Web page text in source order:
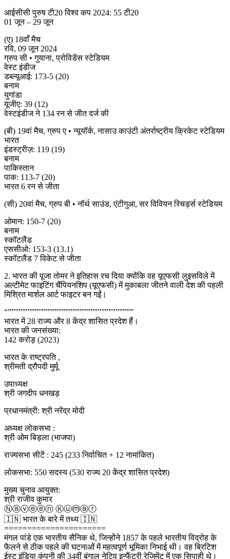
आईसीसी पुरुष टी20 विश्व कप 2024: 55 टी20
01 जून – 29 जून
(ए) 18वाँ मैच
रवि, ​​09 जून 2024
ग्रुप सी • गुयाना, प्रोविडेंस स्टेडियम
वेस्ट इंडीज
डब्ल्यूआई: 173-5 (20)
बनाम
युगांडा
यूजीए: 39 (12)
वेस्टइंडीज ने 134 रन से जीत दर्ज की
(बी) 19वां मैच, ग्रुप ए • न्यूयॉर्क, नासाउ काउंटी अंतर्राष्ट्रीय क्रिकेट स्टेडियम
भारत
इंडस्ट्रीज़: 119 (19)
बनाम
पाकिस्तान
पाक: 113-7 (20)
भारत 6 रन से जीता
(सी) 20वां मैच, ग्रुप बी • नॉर्थ साउंड, एंटीगुआ, सर विवियन रिचर्ड्स स्टेडियम
ओमान: 150-7 (20)
बनाम
स्कॉटलैंड
एससीओ: 153-3 (13.1)
स्कॉटलैंड 7 विकेट से जीता
2. भारत की पूजा तोमर ने इतिहास रच दिया क्योंकि वह यूएफसी लुइसविले में
अल्टीमेट फाइटिंग चैंपियनशिप (यूएफसी) में मुकाबला जीतने वाली देश की पहली
मिश्रित मार्शल आर्ट फाइटर बन गईं।
“”””””””””””””””””””””””””””””””””””
भारत में 28 राज्य और 8 केंद्र शासित प्रदेश हैं।
भारत की जनसंख्या:
142 करोड़ (2023)
भारत के राष्ट्रपति ,
श्रीमती द्रौपदी मुर्मू
उपाध्यक्ष
श्री जगदीप धनखड़
प्रधानमंत्री: श्री नरेंद्र मोदी
अध्यक्ष लोकसभा :
श्री ओम बिड़ला (भाजपा)
राज्यसभा सीटें : 245 (233 निर्वाचित + 12 नामांकित)
लोकसभा: 550 सदस्य (530 राज्य 20 केंद्र शासित प्रदेश)
मुख्य चुनाव आयुक्त:
श्री राजीव कुमार
Ⓝⓐⓥⓔⓔⓝ Ⓚⓤⓜⓐⓡ
🇮🇳 भारत के बारे में तथ्य 🇮🇳
======================
मंगल पांडे एक भारतीय सैनिक थे, जिन्होंने 1857 के पहले भारतीय विद्रोह के
फैलने से ठीक पहले की घटनाओं में महत्वपूर्ण भूमिका निभाई थी। वह ब्रिटिश
ईस्ट इंडिया कंपनी की 34वीं बंगाल नेटिव इन्फैंट्री रेजिमेंट में एक सिपाही थे।